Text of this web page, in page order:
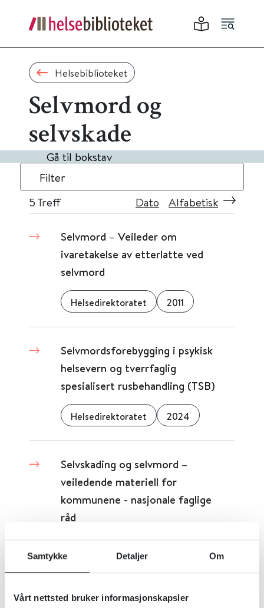
Samtykke Detaljer Om
Vårt nettsted bruker informasjonskapsler
Helsebiblioteket
Selvmord og
selvskade
Gå til bokstav
Filter
5 Treff Dato Alfabetisk
Selvmord – Veileder om
ivaretakelse av etterlatte ved
selvmord
Helsedirektoratet 2011
Selvmordsforebygging i psykisk
helsevern og tverrfaglig
spesialisert rusbehandling (TSB)
Helsedirektoratet 2024
Selvskading og selvmord –
veiledende materiell for
kommunene - nasjonale faglige
råd
Selvskading - vurdering,